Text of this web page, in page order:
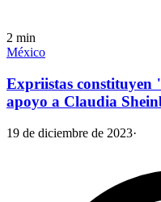
2 min
México
Expriistas constituyen
apoyo a Claudia
19 de diciembre de 2023·